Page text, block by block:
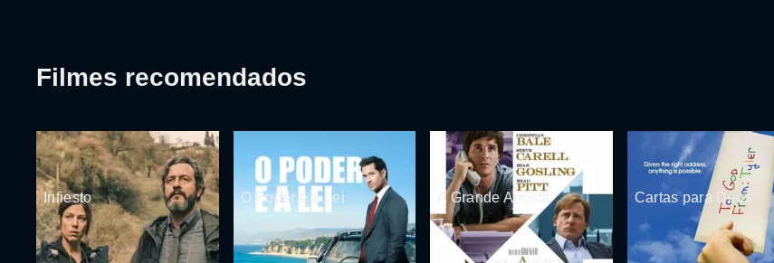
Filmes recomendados
Infiesto O Poder e a Lei A Grande Aposta Cartas para Deus